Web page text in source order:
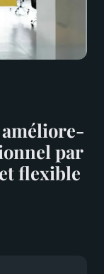
par
flexible